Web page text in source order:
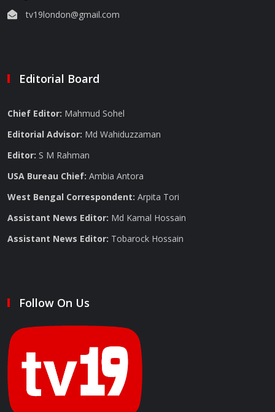
tv19london@gmail.com
Editorial Board
Chief Editor: Mahmud Sohel
Editorial Advisor: Md Wahiduzzaman
Editor: S M Rahman
USA Bureau Chief: Ambia Antora
West Bengal Correspondent: Arpita Tori
Assistant News Editor: Md Kamal Hossain
Assistant News Editor: Tobarock Hossain
Follow On Us